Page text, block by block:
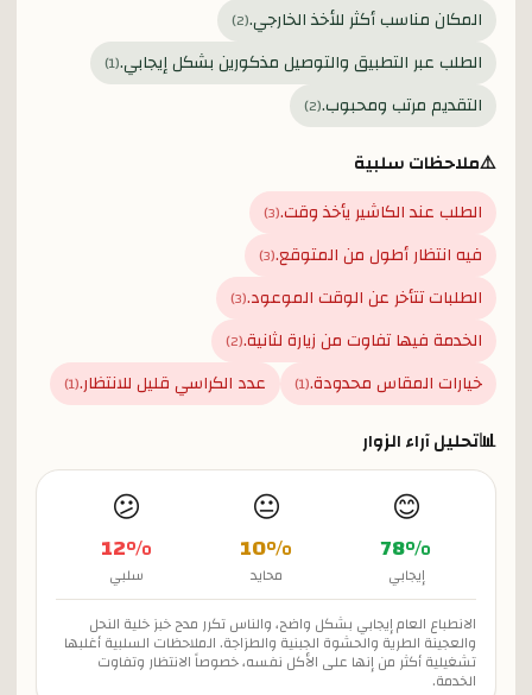
المكان مناسب أكثر للأخذ الخارجي.(
2
)
الطلب عبر التطبيق والتوصيل مذكورين بشكل إيجابي.(
1
)
التقديم مرتب ومحبوب.(
2
)
⚠️ملاحظات سلبية
الطلب عند الكاشير يأخذ وقت.(
3
)
فيه انتظار أطول من المتوقع.(
3
)
الطلبات تتأخر عن الوقت الموعود.(
3
)
الخدمة فيها تفاوت من زيارة لثانية.(
2
)
خيارات المقاس محدودة.(
1
) عدد الكراسي قليل للانتظار.(
1
)
📊تحليل آراء الزوار
😊
78%
إيجابي
😐
10%
محايد
😕
12%
سلبي
الانطباع العام إيجابي بشكل واضح، والناس تكرر مدح خبز خلية النحل
والعجينة الطرية والحشوة الجبنية والطزاجة. الملاحظات السلبية أغلبها
تشغيلية أكثر من إنها على الأكل نفسه، خصوصاً الانتظار وتفاوت
الخدمة.